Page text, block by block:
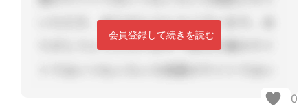
会員登録して続きを読む
0